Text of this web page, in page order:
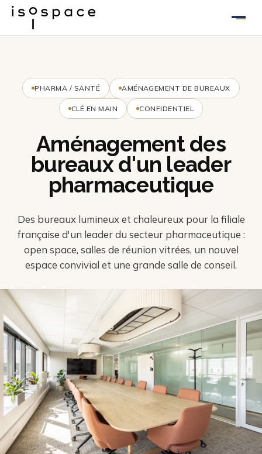
PHARMA / SANTÉ AMÉNAGEMENT DE BUREAUX
CLÉ EN MAIN CONFIDENTIEL
Aménagement des
bureaux d'un leader
pharmaceutique
Des bureaux lumineux et chaleureux pour la filiale
française d'un leader du secteur pharmaceutique :
open space, salles de réunion vitrées, un nouvel
espace convivial et une grande salle de conseil.